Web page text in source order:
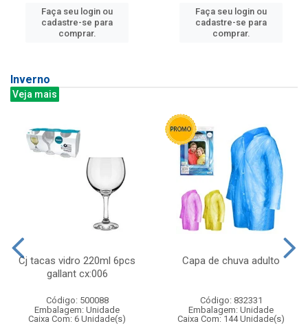
Faça seu login ou
cadastre-se para
comprar.
Faça seu login ou
cadastre-se para
comprar.
Inverno
Veja mais
Cj tacas vidro 220ml 6pcs
gallant cx:006
Código: 500088
Embalagem: Unidade
Caixa Com: 6 Unidade(s)
Capa de chuva adulto
Código: 832331
Embalagem: Unidade
Caixa Com: 144 Unidade(s)